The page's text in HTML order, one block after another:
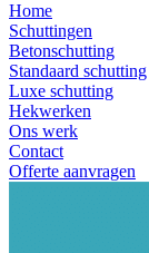
Home
Schuttingen
Betonschutting
Standaard schutting
Luxe schutting
Hekwerken
Ons werk
Contact
Offerte aanvragen